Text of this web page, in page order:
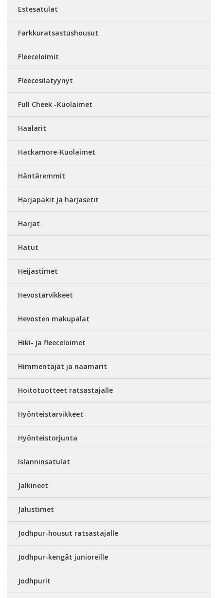
Estesatulat
Farkkuratsastushousut
Fleeceloimit
Fleecesilatyynyt
Full Cheek -Kuolaimet
Haalarit
Hackamore-Kuolaimet
Häntäremmit
Harjapakit ja harjasetit
Harjat
Hatut
Heijastimet
Hevostarvikkeet
Hevosten makupalat
Hiki- ja fleeceloimet
Himmentäjät ja naamarit
Hoitotuotteet ratsastajalle
Hyönteistarvikkeet
Hyönteistorjunta
Islanninsatulat
Jalkineet
Jalustimet
Jodhpur-housut ratsastajalle
Jodhpur-kengät junioreille
Jodhpurit